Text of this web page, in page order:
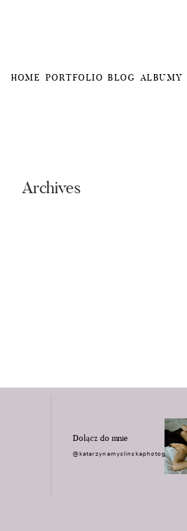
HOME PORTFOLIO BLOG ALBUMY
Archives
Dołącz do mnie
@katarzynamyslinskaphotography